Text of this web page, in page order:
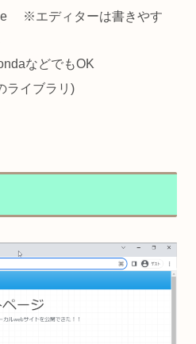
※エディターは書きやす
などでもOK
ライブラリ)